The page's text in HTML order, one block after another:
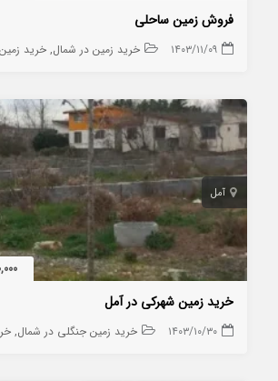
فروش زمین ساحلی
۱۴۰۳/۱۱/۰۹ خرید زمین در شمال خرید
آمل
خرید زمین شهرکی در آمل
۱۴۰۳/۱۰/۳۰ خرید زمین جنگلی در شمال